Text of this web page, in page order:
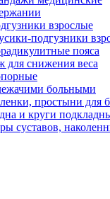
взрослые
подгузники
пояса
для снижения веса
больными
простыни для
и круги
суставов,